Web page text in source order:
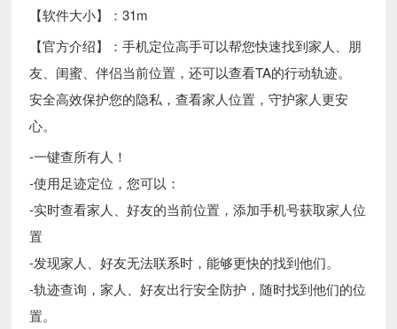
【软件大小】：31m
【官方介绍】：手机定位高手可以帮您快速找到家人、朋
友、闺蜜、伴侣当前位置，还可以查看TA的行动轨迹。
安全高效保护您的隐私，查看家人位置，守护家人更安
心。
-一键查所有人！
-使用足迹定位，您可以：
-实时查看家人、好友的当前位置，添加手机号获取家人位
置
-发现家人、好友无法联系时，能够更快的找到他们。
-轨迹查询，家人、好友出行安全防护，随时找到他们的位
置。